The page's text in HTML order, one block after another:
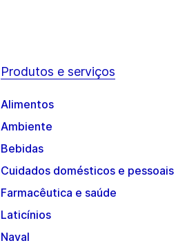
Produtos e serviços
Alimentos
Ambiente
Bebidas
Cuidados domésticos e pessoais
Farmacêutica e saúde
Laticínios
Naval